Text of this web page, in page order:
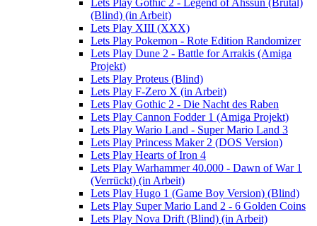
Lets Play Gothic 2 - Legend of Ahssûn (Brutal)
(Blind) (in Arbeit)
Lets Play XIII (XXX)
Lets Play Pokemon - Rote Edition Randomizer
Lets Play Dune 2 - Battle for Arrakis (Amiga
Projekt)
Lets Play Proteus (Blind)
Lets Play F-Zero X (in Arbeit)
Lets Play Gothic 2 - Die Nacht des Raben
Lets Play Cannon Fodder 1 (Amiga Projekt)
Lets Play Wario Land - Super Mario Land 3
Lets Play Princess Maker 2 (DOS Version)
Lets Play Hearts of Iron 4
Lets Play Warhammer 40.000 - Dawn of War 1
(Verrückt) (in Arbeit)
Lets Play Hugo 1 (Game Boy Version) (Blind)
Lets Play Super Mario Land 2 - 6 Golden Coins
Lets Play Nova Drift (Blind) (in Arbeit)